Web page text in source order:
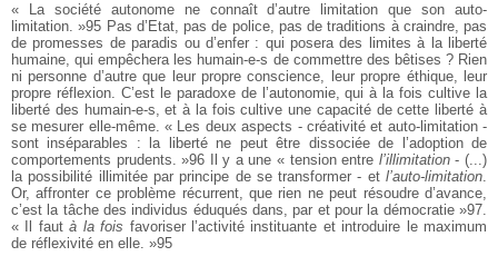
« La société autonome ne connaît d’autre limitation que son auto-
limitation. »95 Pas d’Etat, pas de police, pas de traditions à craindre, pas
de promesses de paradis ou d’enfer : qui posera des limites à la liberté
humaine, qui empêchera les humain-e-s de commettre des bêtises ? Rien
ni personne d’autre que leur propre conscience, leur propre éthique, leur
propre réflexion. C’est le paradoxe de l’autonomie, qui à la fois cultive la
liberté des humain-e-s, et à la fois cultive une capacité de cette liberté à
se mesurer elle-même. « Les deux aspects - créativité et auto-limitation -
sont inséparables : la liberté ne peut être dissociée de l’adoption de
comportements prudents. »96 Il y a une « tension entre l’illimitation- (...)
la possibilité illimitée par principe de se transformer - et l’auto-limitation.
Or, affronter ce problème récurrent, que rien ne peut résoudre d’avance,
c’est la tâche des individus éduqués dans, par et pour la démocratie »97.
« Il fautà la fois favoriser l’activité instituante et introduire le maximum
de réflexivité en elle. »95